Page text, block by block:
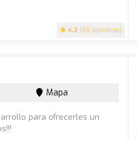
4.2 (86 opiniones)
Mapa
para ofrecerles un